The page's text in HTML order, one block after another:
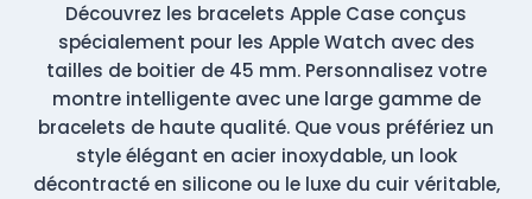
Découvrez les bracelets Apple Case conçus
spécialement pour les Apple Watch avec des
tailles de boitier de 45 mm. Personnalisez votre
montre intelligente avec une large gamme de
bracelets de haute qualité. Que vous préfériez un
style élégant en acier inoxydable, un look
décontracté en silicone ou le luxe du cuir véritable,